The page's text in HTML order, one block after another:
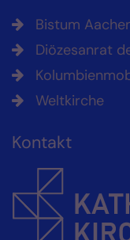
Bistum
Diözesanrat
Weltkirche
Kontakt